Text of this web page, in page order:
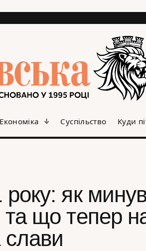
Економіка Суспільство Куди
року: як
та що тепер
слави